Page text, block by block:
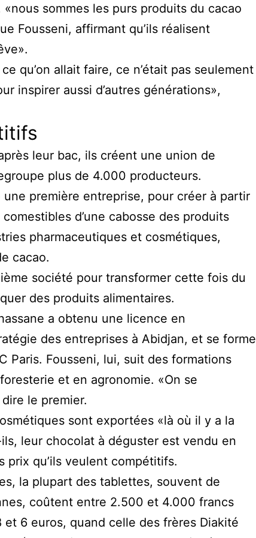
sommes les purs produits du cacao
Fousseni, affirmant qu’ils réalisent
qu’on allait faire, ce n’était pas seulement
inspirer aussi d’autres générations»,
leur bac, ils créent une union de
plus de 4.000 producteurs.
première entreprise, pour créer à partir
d’une cabosse des produits
pharmaceutiques et cosmétiques,
cacao.
société pour transformer cette fois du
des produits alimentaires.
a obtenu une licence en
des entreprises à Abidjan, et se forme
Paris. Fousseni, lui, suit des formations
et en agronomie. «On se
le premier.
sont exportées «là où il y a la
leur chocolat à déguster est vendu en
prix qu’ils veulent compétitifs.
la plupart des tablettes, souvent de
coûtent entre 2.500 et 4.000 francs
et 6 euros, quand celle des frères Diakité